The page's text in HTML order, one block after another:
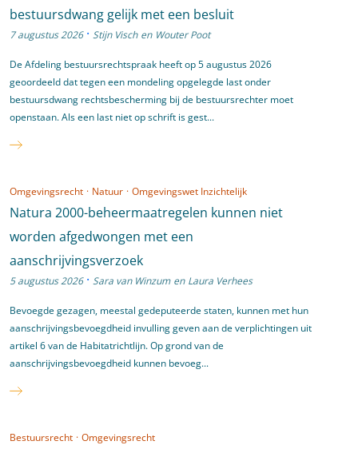
bestuursdwang gelijk met een besluit
7 augustus 2026 · Stijn Visch en Wouter Poot
De Afdeling bestuursrechtspraak heeft op 5 augustus 2026
geoordeeld dat tegen een mondeling opgelegde last onder
bestuursdwang rechtsbescherming bij de bestuursrechter moet
openstaan. Als een last niet op schrift is gest...
Omgevingsrecht · Natuur · Omgevingswet Inzichtelijk
Natura 2000-beheermaatregelen kunnen niet
worden afgedwongen met een
aanschrijvingsverzoek
5 augustus 2026 · Sara van Winzum en Laura Verhees
Bevoegde gezagen, meestal gedeputeerde staten, kunnen met hun
aanschrijvingsbevoegdheid invulling geven aan de verplichtingen uit
artikel 6 van de Habitatrichtlijn. Op grond van de
aanschrijvingsbevoegdheid kunnen bevoeg...
Bestuursrecht · Omgevingsrecht